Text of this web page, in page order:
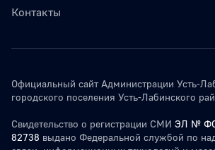
Контакты
Официальный сайт Администрации Усть-
городского поселения Усть-Лабинского
Свидетельство о регистрации СМИ ЭЛ №
82738 выдано Федеральной службой по